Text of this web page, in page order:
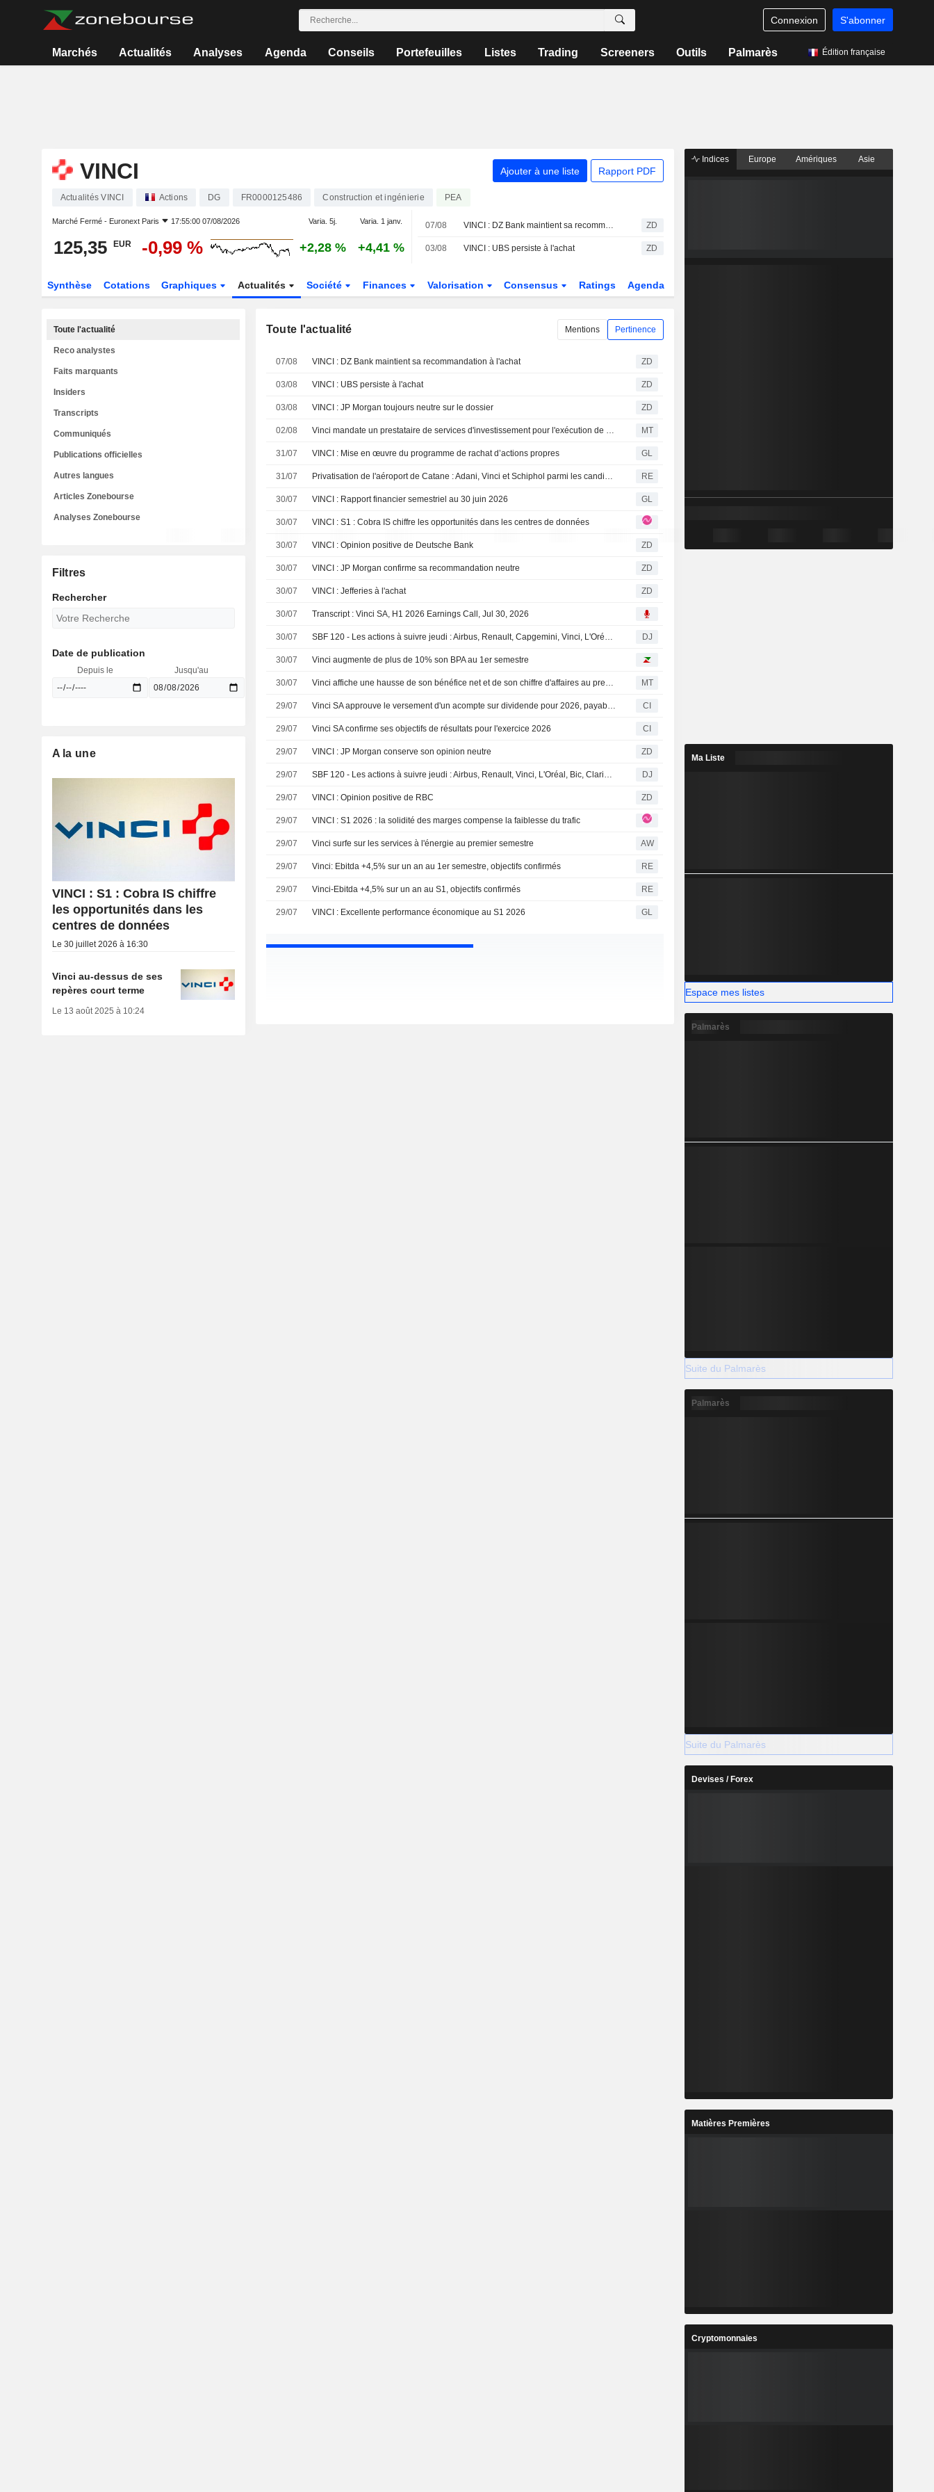
Connexion S'abonner
Marchés Actualités Analyses Agenda Conseils Portefeuilles Listes Trading Screeners Outils Palmarès Édition française
VINCI Ajouter à une liste Rapport PDF
Actualités VINCI Actions DG FR0000125486 Construction et ingénierie PEA
Marché Fermé - Euronext Paris 17:55:00 07/08/2026 Varia. 5j. Varia. 1 janv.
125,35 EUR -0,99 % +2,28 % +4,41 %
07/08 VINCI : DZ Bank maintient sa recommandation à l'achat ZD
03/08 VINCI : UBS persiste à l'achat ZD
Synthèse Cotations Graphiques Actualités Société Finances Valorisation Consensus Ratings Agenda
Toute l'actualité Mentions Pertinence
07/08 VINCI : DZ Bank maintient sa recommandation à l'achat ZD
03/08 VINCI : UBS persiste à l'achat ZD
03/08 VINCI : JP Morgan toujours neutre sur le dossier ZD
02/08 Vinci mandate un prestataire de services d'investissement pour l'exécution de son programme de rachat d'actions MT
31/07 VINCI : Mise en œuvre du programme de rachat d’actions propres GL
31/07 Privatisation de l'aéroport de Catane : Adani, Vinci et Schiphol parmi les candidats retenus RE
30/07 VINCI : Rapport financier semestriel au 30 juin 2026 GL
30/07 VINCI : S1 : Cobra IS chiffre les opportunités dans les centres de données
30/07 VINCI : Opinion positive de Deutsche Bank ZD
30/07 VINCI : JP Morgan confirme sa recommandation neutre ZD
30/07 VINCI : Jefferies à l'achat ZD
30/07 Transcript : Vinci SA, H1 2026 Earnings Call, Jul 30, 2026
30/07 SBF 120 - Les actions à suivre jeudi : Airbus, Renault, Capgemini, Vinci, L'Oréal, Sanofi, Technip Energies, Schneider Electric, Bouygues, Accor, Stellantis, Veolia DJ
30/07 Vinci augmente de plus de 10% son BPA au 1er semestre
30/07 Vinci affiche une hausse de son bénéfice net et de son chiffre d'affaires au premier semestre MT
29/07 Vinci SA approuve le versement d'un acompte sur dividende pour 2026, payable le 15 octobre 2026 CI
29/07 Vinci SA confirme ses objectifs de résultats pour l'exercice 2026 CI
29/07 VINCI : JP Morgan conserve son opinion neutre ZD
29/07 SBF 120 - Les actions à suivre jeudi : Airbus, Renault, Vinci, L'Oréal, Bic, Clariane, Emeis, Groupe ADP, FDJ United DJ
29/07 VINCI : Opinion positive de RBC ZD
29/07 VINCI : S1 2026 : la solidité des marges compense la faiblesse du trafic
29/07 Vinci surfe sur les services à l'énergie au premier semestre AW
29/07 Vinci: Ebitda +4,5% sur un an au 1er semestre, objectifs confirmés RE
29/07 Vinci-Ebitda +4,5% sur un an au S1, objectifs confirmés RE
29/07 VINCI : Excellente performance économique au S1 2026 GL
Toute l'actualité
Reco analystes
Faits marquants
Insiders
Transcripts
Communiqués
Publications officielles
Autres langues
Articles Zonebourse
Analyses Zonebourse
Filtres
Rechercher
Date de publication
Depuis le Jusqu'au
A la une
VINCI : S1 : Cobra IS chiffre
les opportunités dans les
centres de données
Le 30 juillet 2026 à 16:30
Vinci au-dessus de ses
repères court terme
Le 13 août 2025 à 10:24
Indices Europe Amériques Asie
Ma Liste
Espace mes listes
Palmarès
Suite du Palmarès
Palmarès
Suite du Palmarès
Devises / Forex
Matières Premières
Cryptomonnaies